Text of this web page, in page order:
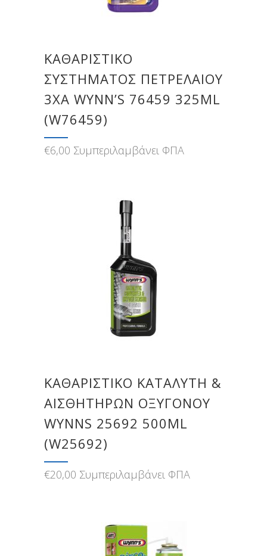
ΚΑΘΑΡΙΣΤΙΚΌ
ΣΥΣΤΉΜΑΤΟΣ ΠΕΤΡΕΛΑΊΟΥ
3XA WYNN’S 76459 325ML
(W76459)
€6,00 Συμπεριλαμβάνει ΦΠΑ
ΚΑΘΑΡΙΣΤΙΚΌ ΚΑΤΑΛΎΤΗ &
ΑΙΣΘΗΤΉΡΩΝ ΟΞΥΓΌΝΟΥ
WYNNS 25692 500ML
(W25692)
€20,00 Συμπεριλαμβάνει ΦΠΑ